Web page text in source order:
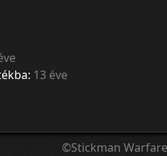
13 éve
©Stickman Warfare